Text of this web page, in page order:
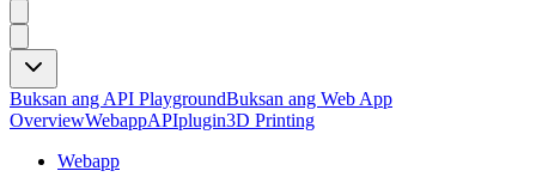
Buksan ang API PlaygroundBuksan ang Web App
OverviewWebappAPIplugin3D Printing
Webapp